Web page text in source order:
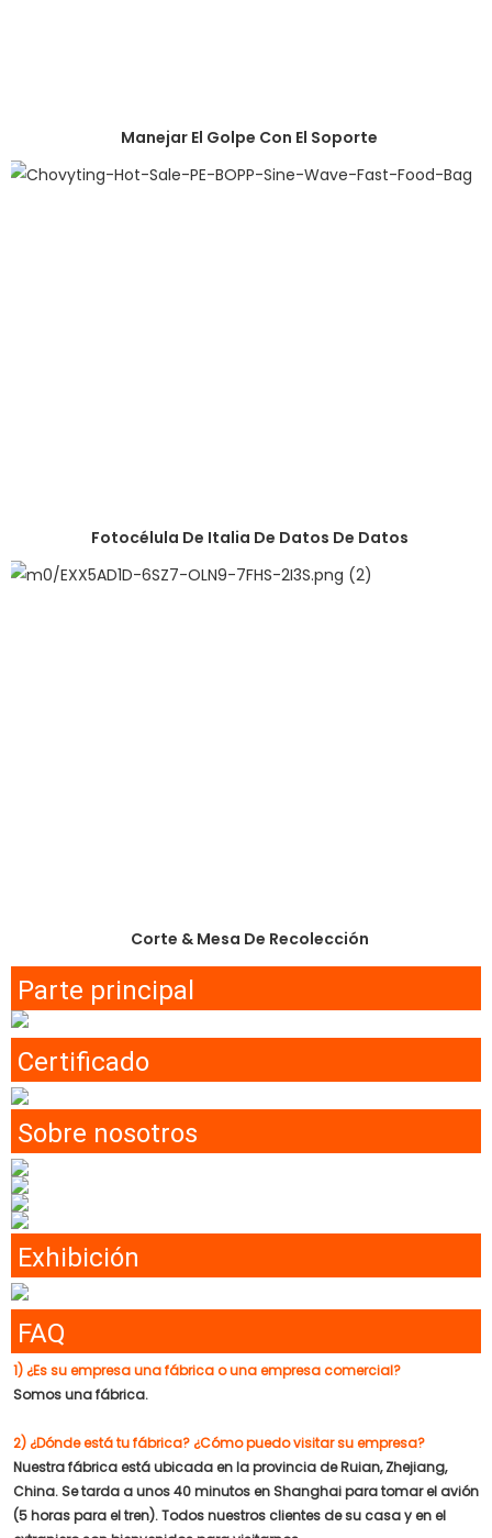
Manejar El Golpe Con El Soporte
Fotocélula De Italia De Datos De Datos
Corte & Mesa De Recolección
Parte principal
Certificado
Sobre nosotros
Exhibición
FAQ
1) ¿Es su empresa una fábrica o una empresa comercial?
Somos una fábrica.
2) ¿Dónde está tu fábrica? ¿Cómo puedo visitar su empresa?
Nuestra fábrica está ubicada en la provincia de Ruian, Zhejiang,
China. Se tarda a unos 40 minutos en Shanghai para tomar el avión
(5 horas para el tren). Todos nuestros clientes de su casa y en el